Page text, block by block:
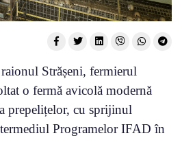
Strășeni, fermierul
o fermă avicolă modernă
prepelițelor, cu sprijinul
Programelor IFAD în